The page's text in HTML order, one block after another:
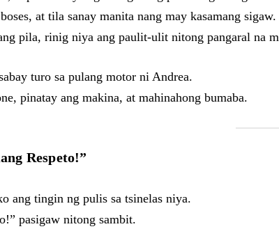
at tila sanay manita nang may kasamang sigaw.
pila, rinig niya ang paulit-ulit nitong pangaral na
turo sa pulang motor ni Andrea.
pinatay ang makina, at mahinahong bumaba.
Respeto!”
ang tingin ng pulis sa tsinelas niya.
pasigaw nitong sambit.